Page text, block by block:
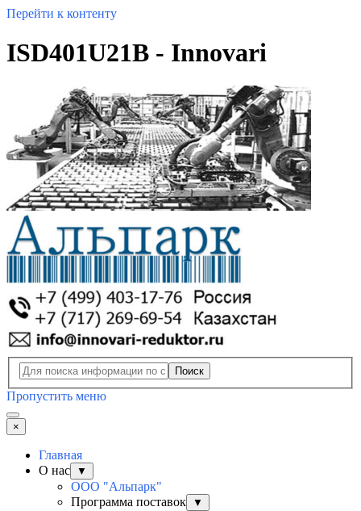
Перейти к контенту
ISD401U21B - Innovari
Поиск
Пропустить меню
×
Главная
О нас
▼
ООО "Альпарк"
Программа поставок
▼